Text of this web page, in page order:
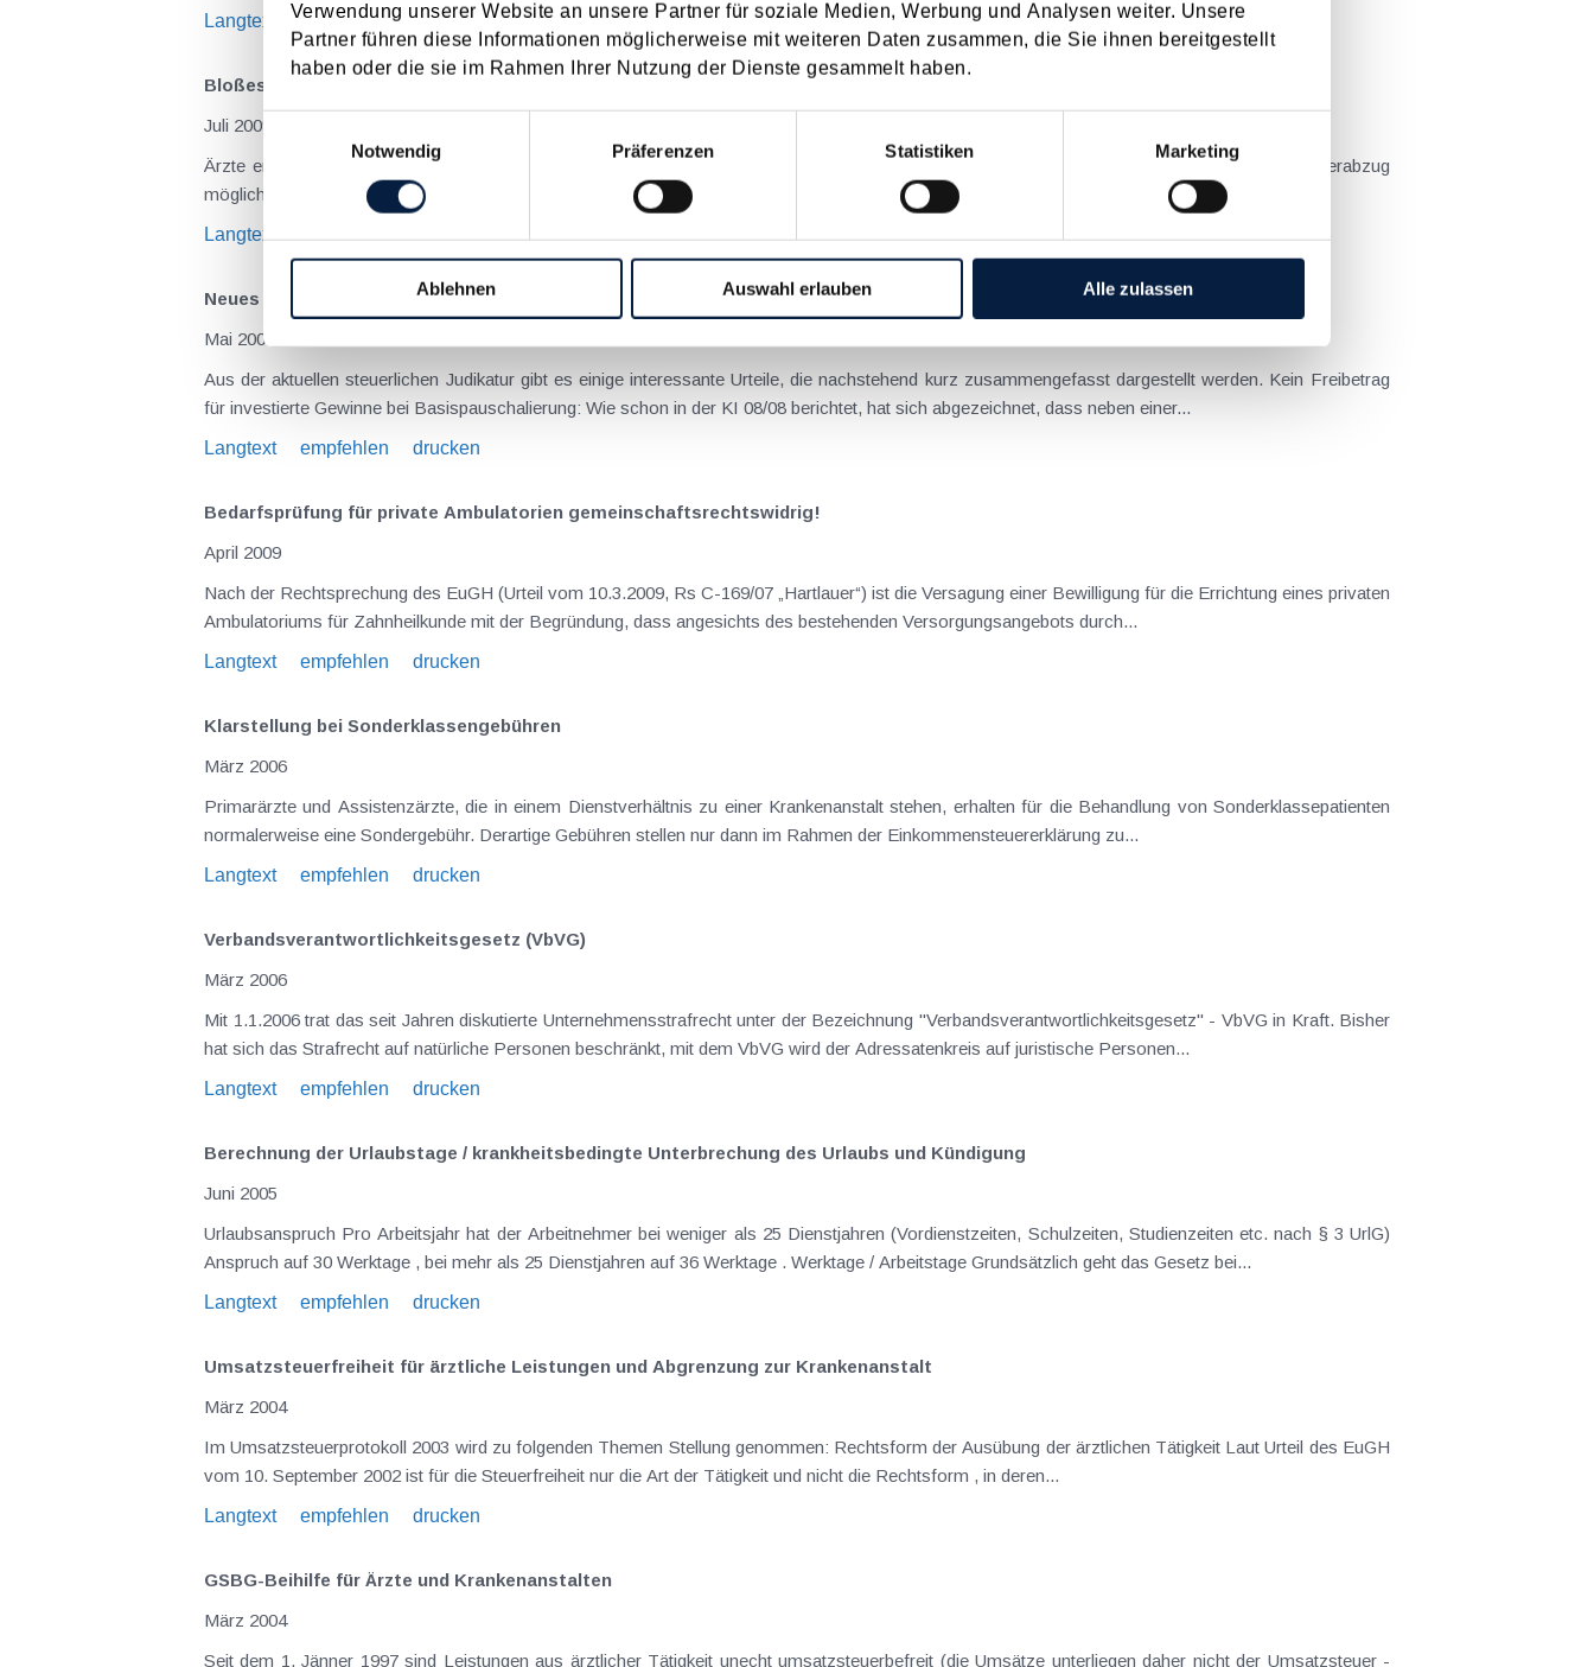
Verwendung unserer Website an unsere Partner für soziale Medien, Werbung und Analysen weiter. Unsere
Partner führen diese Informationen möglicherweise mit weiteren Daten zusammen, die Sie ihnen bereitgestellt
haben oder die sie im Rahmen Ihrer Nutzung der Dienste gesammelt haben.
Einwilligungsauswahl
Notwendig
Präferenzen Statistiken Marketing
Ablehnen Auswahl erlauben Alle zulassen
Langtext
empfehlen drucken
Bloßes Erscheinungsbild einer Privatkrankenanstalt ist dem VwGH zu wenig
Juli 2009
Ärzte erzielen in ihrer Ordination Einkünfte aus selbständiger Arbeit und die Umsätze sind unecht umsatzsteuerbefreit, weshalb kein Vorsteuerabzug
möglich ist. Im Rahmen einer (Privat)Krankenanstalt liegen für den Arzt Einkünfte aus Gewerbebetrieb vor und...
Langtext
Neues aus der steuerlichen Rechtsprechung
Mai 2009
Aus der aktuellen steuerlichen Judikatur gibt es einige interessante Urteile, die nachstehend kurz zusammengefasst dargestellt werden. Kein Freibetrag
für investierte Gewinne bei Basispauschalierung: Wie schon in der KI 08/08 berichtet, hat sich abgezeichnet, dass neben einer...
Langtext
empfehlen drucken
Bedarfsprüfung für private Ambulatorien gemeinschaftsrechtswidrig!
April 2009
Nach der Rechtsprechung des EuGH (Urteil vom 10.3.2009, Rs C-169/07 „Hartlauer“) ist die Versagung einer Bewilligung für die Errichtung eines privaten
Ambulatoriums für Zahnheilkunde mit der Begründung, dass angesichts des bestehenden Versorgungsangebots durch...
Langtext
empfehlen drucken
Klarstellung bei Sonderklassengebühren
März 2006
Primarärzte und Assistenzärzte, die in einem Dienstverhältnis zu einer Krankenanstalt stehen, erhalten für die Behandlung von Sonderklassepatienten
normalerweise eine Sondergebühr. Derartige Gebühren stellen nur dann im Rahmen der Einkommensteuererklärung zu...
Langtext
empfehlen drucken
Verbandsverantwortlichkeitsgesetz (VbVG)
März 2006
Mit 1.1.2006 trat das seit Jahren diskutierte Unternehmensstrafrecht unter der Bezeichnung "Verbandsverantwortlichkeitsgesetz" - VbVG in Kraft. Bisher
hat sich das Strafrecht auf natürliche Personen beschränkt, mit dem VbVG wird der Adressatenkreis auf juristische Personen...
Langtext
empfehlen drucken
Berechnung der Urlaubstage / krankheitsbedingte Unterbrechung des Urlaubs und Kündigung
Juni 2005
Urlaubsanspruch Pro Arbeitsjahr hat der Arbeitnehmer bei weniger als 25 Dienstjahren (Vordienstzeiten, Schulzeiten, Studienzeiten etc. nach § 3 UrlG)
Anspruch auf 30 Werktage , bei mehr als 25 Dienstjahren auf 36 Werktage . Werktage / Arbeitstage Grundsätzlich geht das Gesetz bei...
Langtext
empfehlen drucken
Umsatzsteuerfreiheit für ärztliche Leistungen und Abgrenzung zur Krankenanstalt
März 2004
Im Umsatzsteuerprotokoll 2003 wird zu folgenden Themen Stellung genommen: Rechtsform der Ausübung der ärztlichen Tätigkeit Laut Urteil des EuGH
vom 10. September 2002 ist für die Steuerfreiheit nur die Art der Tätigkeit und nicht die Rechtsform , in deren...
Langtext
empfehlen drucken
GSBG-Beihilfe für Ärzte und Krankenanstalten
März 2004
Seit dem 1. Jänner 1997 sind Leistungen aus ärztlicher Tätigkeit unecht umsatzsteuerbefreit (die Umsätze unterliegen daher nicht der Umsatzsteuer -